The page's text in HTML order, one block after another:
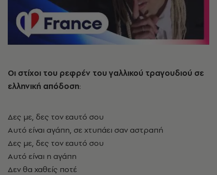
Οι στίχοι του ρεφρέν του γαλλικού τραγουδιού σε
ελληνική απόδοση:
Δες με, δες τον εαυτό σου
Αυτό είναι αγάπη, σε χτυπάει σαν αστραπή
Δες με, δες τον εαυτό σου
Αυτό είναι η αγάπη
Δεν θα χαθείς ποτέ